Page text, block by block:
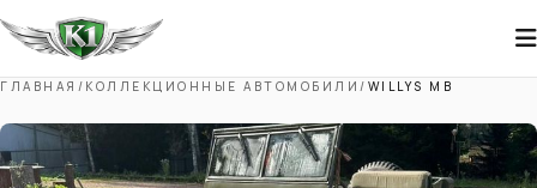
ГЛАВНАЯ / КОЛЛЕКЦИОННЫЕ АВТОМОБИЛИ / WILLYS MB